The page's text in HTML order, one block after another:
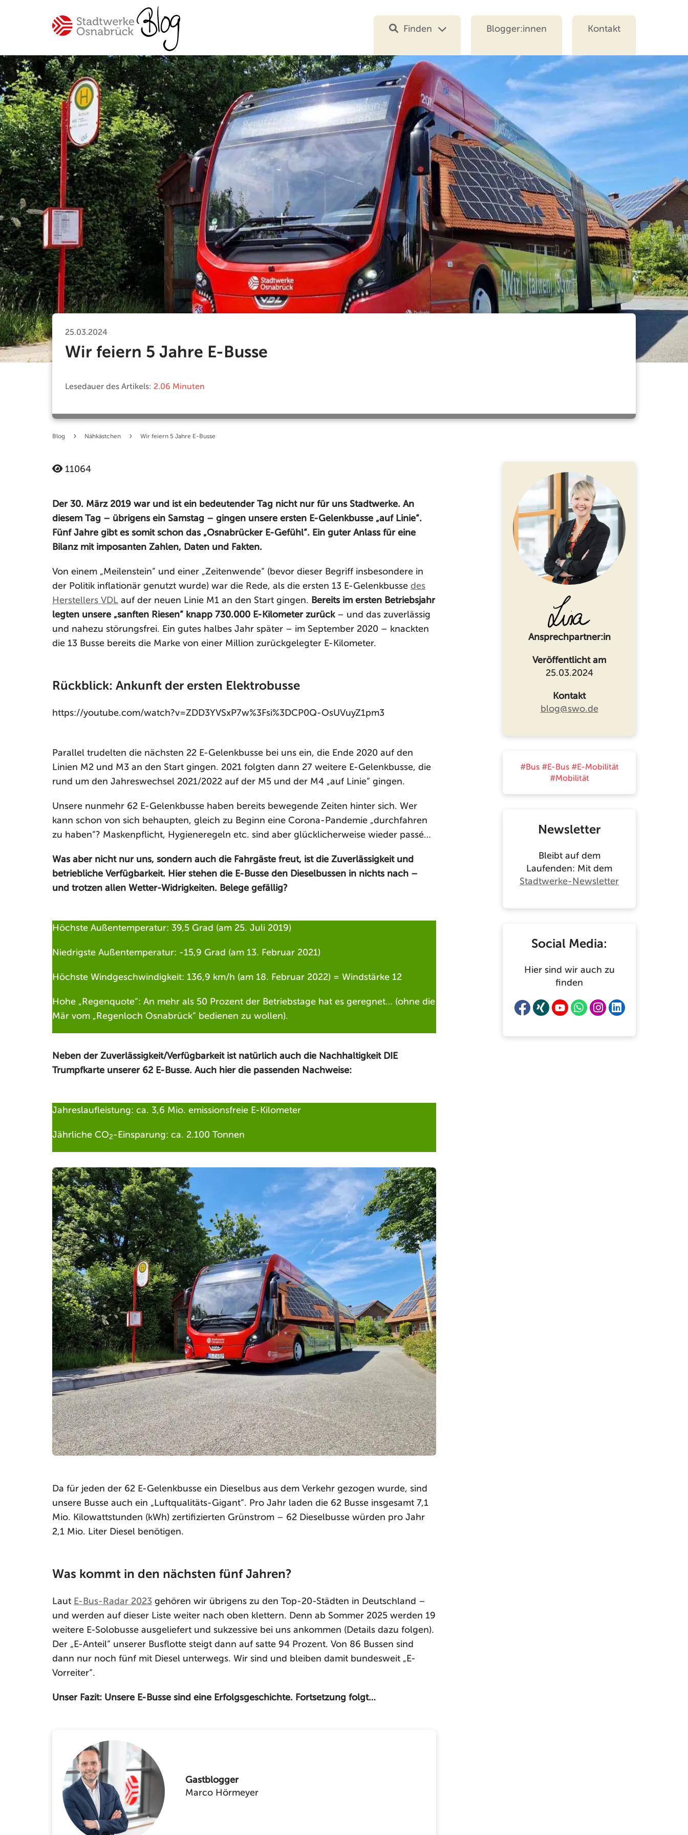
Finden
Spannende Einblicke in unser
Unternehmen Stadtwerke
Osnabrück
Beliebte Themen
#Osnabrück #Mitarbeiter #SWO-NETZ
#Energie #Mobilität #Trinkwasser #Hilfe
#Versorgung
Ihre Suche
Blogger:innen Kontakt
25.03.2024
Wir feiern 5 Jahre E-Busse
Lesedauer des Artikels: 2.06 Minuten
Blog › Nähkästchen › Wir feiern 5 Jahre E-Busse
11064
Der 30. März 2019 war und ist ein bedeutender Tag nicht nur für uns Stadtwerke. An
diesem Tag – übrigens ein Samstag – gingen unsere ersten E-Gelenkbusse „auf Linie“.
Fünf Jahre gibt es somit schon das „Osnabrücker E-Gefühl“. Ein guter Anlass für eine
Bilanz mit imposanten Zahlen, Daten und Fakten.
Von einem „Meilenstein“ und einer „Zeitenwende“ (bevor dieser Begriff insbesondere in
der Politik inflationär genutzt wurde) war die Rede, als die ersten 13 E-Gelenkbusse des
Herstellers VDL auf der neuen Linie M1 an den Start gingen. Bereits im ersten Betriebsjahr
legten unsere „sanften Riesen“ knapp 730.000 E-Kilometer zurück– und das zuverlässig
und nahezu störungsfrei. Ein gutes halbes Jahr später – im September 2020 – knackten
die 13 Busse bereits die Marke von einer Million zurückgelegter E-Kilometer.
Rückblick: Ankunft der ersten Elektrobusse
https://youtube.com/watch?v=ZDD3YVSxP7w%3Fsi%3DCP0Q-OsUVuyZ1pm3
Parallel trudelten die nächsten 22 E-Gelenkbusse bei uns ein, die Ende 2020 auf den
Linien M2 und M3 an den Start gingen. 2021 folgten dann 27 weitere E-Gelenkbusse, die
rund um den Jahreswechsel 2021/2022 auf der M5 und der M4 „auf Linie“ gingen.
Unsere nunmehr 62 E-Gelenkbusse haben bereits bewegende Zeiten hinter sich. Wer
kann schon von sich behaupten, gleich zu Beginn eine Corona-Pandemie „durchfahren
zu haben“? Maskenpflicht, Hygieneregeln etc. sind aber glücklicherweise wieder passé…
Was aber nicht nur uns, sondern auch die Fahrgäste freut, ist die Zuverlässigkeit und
betriebliche Verfügbarkeit. Hier stehen die E-Busse den Dieselbussen in nichts nach –
und trotzen allen Wetter-Widrigkeiten. Belege gefällig?
Höchste Außentemperatur: 39,5 Grad (am 25. Juli 2019)
Niedrigste Außentemperatur: -15,9 Grad (am 13. Februar 2021)
Höchste Windgeschwindigkeit: 136,9 km/h (am 18. Februar 2022) = Windstärke 12
Hohe „Regenquote“: An mehr als 50 Prozent der Betriebstage hat es geregnet… (ohne die
Mär vom „Regenloch Osnabrück“ bedienen zu wollen).
Neben der Zuverlässigkeit/Verfügbarkeit ist natürlich auch die Nachhaltigkeit DIE
Trumpfkarte unserer 62 E-Busse. Auch hier die passenden Nachweise:
Jahreslaufleistung: ca. 3,6 Mio. emissionsfreie E-Kilometer
Jährliche CO2-Einsparung: ca. 2.100 Tonnen
Da für jeden der 62 E-Gelenkbusse ein Dieselbus aus dem Verkehr gezogen wurde, sind
unsere Busse auch ein „Luftqualitäts-Gigant“. Pro Jahr laden die 62 Busse insgesamt 7,1
Mio. Kilowattstunden (kWh) zertifizierten Grünstrom – 62 Dieselbusse würden pro Jahr
2,1 Mio. Liter Diesel benötigen.
Was kommt in den nächsten fünf Jahren?
Laut E-Bus-Radar 2023 gehören wir übrigens zu den Top-20-Städten in Deutschland –
und werden auf dieser Liste weiter nach oben klettern. Denn ab Sommer 2025 werden 19
weitere E-Solobusse ausgeliefert und sukzessive bei uns ankommen (Details dazu folgen).
Der „E-Anteil“ unserer Busflotte steigt dann auf satte 94 Prozent. Von 86 Bussen sind
dann nur noch fünf mit Diesel unterwegs. Wir sind und bleiben damit bundesweit „E-
Vorreiter“.
Unser Fazit: Unsere E-Busse sind eine Erfolgsgeschichte. Fortsetzung folgt…
Gastblogger
Marco Hörmeyer
Ansprechpartner:in
Veröffentlicht am
25.03.2024
Kontakt
blog@swo.de
#Bus #E-Bus #E-Mobilität
#Mobilität
Newsletter
Bleibt auf dem
Laufenden: Mit dem
Stadtwerke-Newsletter
Social Media:
Hier sind wir auch zu
finden